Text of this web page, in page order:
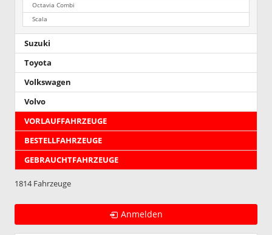
Octavia Combi
Scala
Suzuki
Toyota
Volkswagen
Volvo
VORLAUFFAHRZEUGE
BESTELLFAHRZEUGE
GEBRAUCHTFAHRZEUGE
1814 Fahrzeuge
Anmelden